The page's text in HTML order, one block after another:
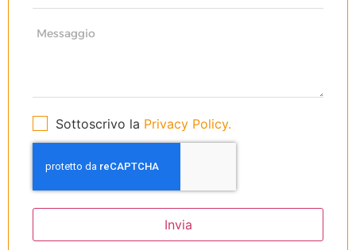
Sottoscrivo la Privacy Policy.
Invia